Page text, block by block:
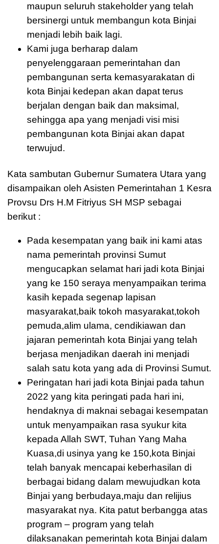
maupun seluruh stakeholder yang telah
bersinergi untuk membangun kota Binjai
menjadi lebih baik lagi.
Kami juga berharap dalam
penyelenggaraan pemerintahan dan
pembangunan serta kemasyarakatan di
kota Binjai kedepan akan dapat terus
berjalan dengan baik dan maksimal,
sehingga apa yang menjadi visi misi
pembangunan kota Binjai akan dapat
terwujud.
Kata sambutan Gubernur Sumatera Utara yang
disampaikan oleh Asisten Pemerintahan 1 Kesra
Provsu Drs H.M Fitriyus SH MSP sebagai
berikut :
Pada kesempatan yang baik ini kami atas
nama pemerintah provinsi Sumut
mengucapkan selamat hari jadi kota Binjai
yang ke 150 seraya menyampaikan terima
kasih kepada segenap lapisan
masyarakat,baik tokoh masyarakat,tokoh
pemuda,alim ulama, cendikiawan dan
jajaran pemerintah kota Binjai yang telah
berjasa menjadikan daerah ini menjadi
salah satu kota yang ada di Provinsi Sumut.
Peringatan hari jadi kota Binjai pada tahun
2022 yang kita peringati pada hari ini,
hendaknya di maknai sebagai kesempatan
untuk menyampaikan rasa syukur kita
kepada Allah SWT, Tuhan Yang Maha
Kuasa,di usinya yang ke 150,kota Binjai
telah banyak mencapai keberhasilan di
berbagai bidang dalam mewujudkan kota
Binjai yang berbudaya,maju dan relijius
masyarakat nya. Kita patut berbangga atas
program – program yang telah
dilaksanakan pemerintah kota Binjai dalam